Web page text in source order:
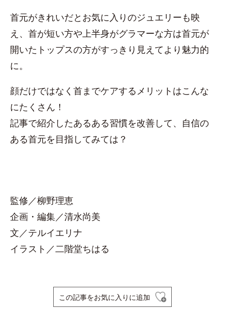
首元がきれいだとお気に入りのジュエリーも映
え、首が短い方や上半身がグラマーな方は首元が
開いたトップスの方がすっきり見えてより魅力的
に。
顔だけではなく首までケアするメリットはこんな
にたくさん！
記事で紹介したあるある習慣を改善して、自信の
ある首元を目指してみては？
監修／柳野理恵
企画・編集／清水尚美
文／テルイエリナ
イラスト／二階堂ちはる
この記事をお気に入りに追加